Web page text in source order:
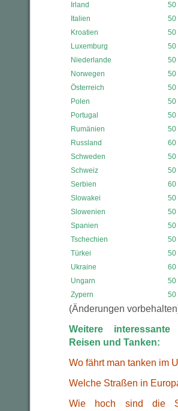
Irland
50
Italien
50
Kroatien
50
Luxemburg
50
Niederlande
50
Norwegen
50
Österreich
50
Polen
50
Portugal
50
Rumänien
50
Russland
60
Schweden
50
Schweiz
50
Serbien
60
Slowakei
50
Slowenien
50
Spanien
50
Tschechien
50
Türkei
50
Ukraine
60
Ungarn
50
Zypern
50
(Änderungen
Weitere
Reisen und Tanken:
Wo fährt man tanken im
Welche Straßen in
Wie hoch sind die